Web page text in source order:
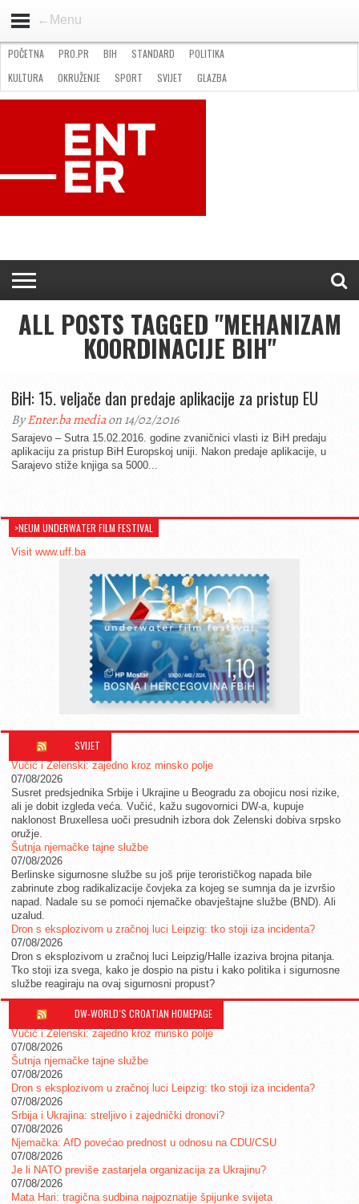
←Menu
STANDARD
GOSPODARSTVO
OKRUŽENJE
POČETNA PRO.PR BIH STANDARD
POLITIKA
KULTURA
OKRUŽENJE SPORT SVIJET
GLAZBA
NATJEČAJI
FILMING LOCATION IN BH KONTAKT
ALL POSTS TAGGED "MEHANIZAM
KOORDINACIJE BIH"
BiH: 15. veljače dan predaje aplikacije za pristup EU
ByEnter.ba mediaon 14/02/2016
Sarajevo – Sutra 15.02.2016. godine zvaničnici vlasti iz BiH predaju
aplikaciju za pristup BiH Europskoj uniji. Nakon predaje aplikacije, u
Sarajevo stiže knjiga sa 5000...
>NEUM UNDERWATER FILM FESTIVAL
Visit www.uff.ba
SVIJET
Vučić i Zelenski: zajedno kroz minsko polje
07/08/2026
Susret predsjednika Srbije i Ukrajine u Beogradu za obojicu nosi rizike,
ali je dobit izgleda veća. Vučić, kažu sugovornici DW-a, kupuje
naklonost Bruxellesa uoči presudnih izbora dok Zelenski dobiva srpsko
oružje.
Šutnja njemačke tajne službe
07/08/2026
Berlinske sigurnosne službe su još prije terorističkog napada bile
zabrinute zbog radikalizacije čovjeka za kojeg se sumnja da je izvršio
napad. Nadale su se pomoći njemačke obavještajne službe (BND). Ali
uzalud.
Dron s eksplozivom u zračnoj luci Leipzig: tko stoji iza incidenta?
07/08/2026
Dron s eksplozivom u zračnoj luci Leipzig/Halle izaziva brojna pitanja.
Tko stoji iza svega, kako je dospio na pistu i kako politika i sigurnosne
službe reagiraju na ovaj sigurnosni propust?
DW-WORLD´S CROATIAN HOMEPAGE
Vučić i Zelenski: zajedno kroz minsko polje
07/08/2026
Šutnja njemačke tajne službe
07/08/2026
Dron s eksplozivom u zračnoj luci Leipzig: tko stoji iza incidenta?
07/08/2026
Srbija i Ukrajina: streljivo i zajednički dronovi?
07/08/2026
Njemačka: AfD povećao prednost u odnosu na CDU/CSU
07/08/2026
Je li NATO previše zastarjela organizacija za Ukrajinu?
07/08/2026
Mata Hari: tragična sudbina najpoznatije špijunke svijeta